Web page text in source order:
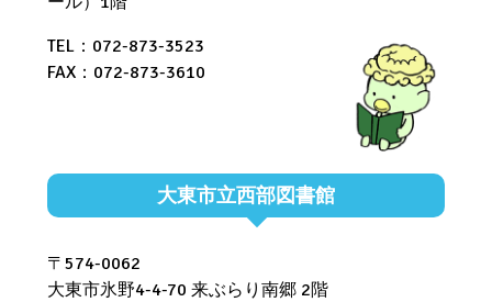
TEL：072-873-3523
FAX：072-873-3610
大東市立西部図書館
〒574-0062
大東市氷野4-4-70 来ぶらり南郷 2階